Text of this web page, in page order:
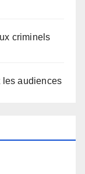
criminels
les audiences